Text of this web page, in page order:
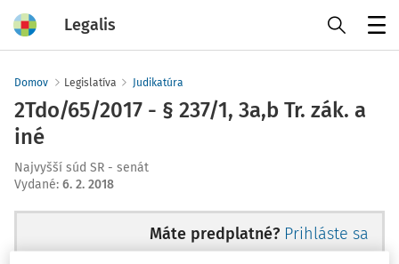
Legalis
Domov Legislatíva Judikatúra
2Tdo/65/2017 - § 237/1, 3a,b Tr. zák. a
iné
Najvyšší súd SR - senát
Vydané: 6. 2. 2018
Máte predplatné? Prihláste sa